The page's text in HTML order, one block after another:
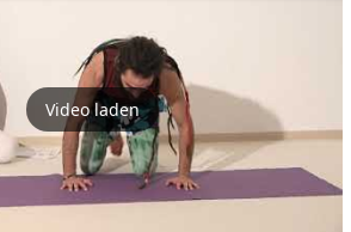
Video laden